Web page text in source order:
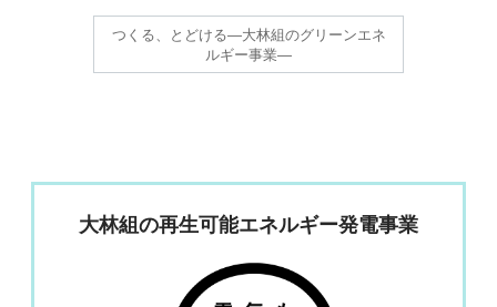
つくる、とどける―大林組のグリーンエネ
ルギー事業―
大林組の再生可能エネルギー発電事業